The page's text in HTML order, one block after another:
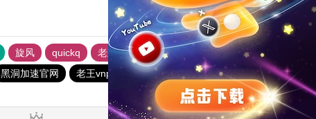
旋风 quickq 老王vnp 芒果加速器
快鸭加速器
黑洞加速官网 老王vnp quickq
quickq